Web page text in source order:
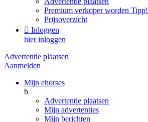
Premium verkoper worden Tipp!
Prijsoverzicht
 Inloggen
hier inloggen
Advertentie plaatsen
Aanmelden
Mijn ehorses
b
Advertentie plaatsen
Mijn advertenties
Mijn berichten